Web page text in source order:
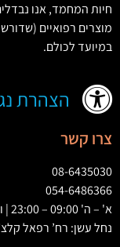
חיות המחמד,אנו
מוצרים רפואיים (
במיועד לכולם.
הצהרת
צרו קשר
08-6435030
054-6486366
א' – ה' 09:00 – 23:00 | ו’ : 9:00-19:00 | שבת 16:00-23:00
נחל עשן: רח’ רפאל קלצ’קין 4